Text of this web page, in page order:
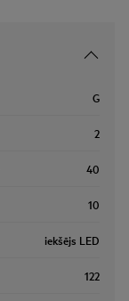
G
2
40
10
iekšējs LED
122